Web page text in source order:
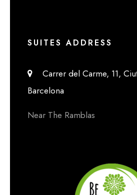
SUITES ADDRESS
Carrer del Carme, 11,
Barcelona
Near The Ramblas